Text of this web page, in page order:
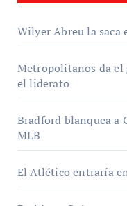
Wilyer Abreu la saca
Metropolitanos da el
el liderato
Bradford blanquea a
MLB
El Atlético entraría